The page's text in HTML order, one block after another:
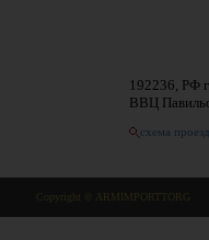
192236, РФ
ВВЦ
схема
Copyright © ARMIMPORTTORG